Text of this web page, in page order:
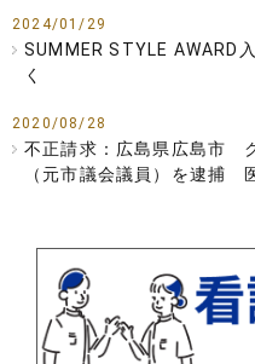
2024/01/29
SUMMER STYLE AWARD
く
2020/08/28
不正請求：広島県広島市
（元市議会議員）を逮捕